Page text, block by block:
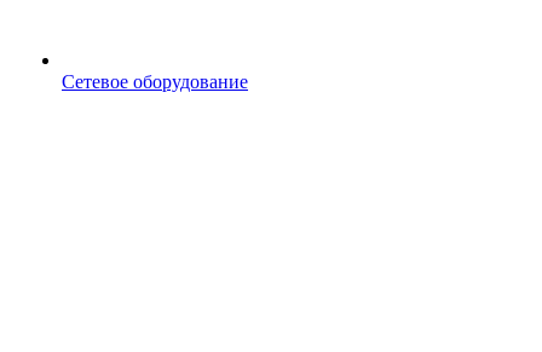
Сетевое оборудование